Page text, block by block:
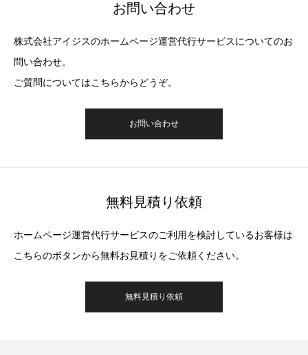
お問い合わせ
株式会社アイジスのホームページ運営代行サービスについてのお
問い合わせ。
ご質問についてはこちらからどうぞ。
お問い合わせ
無料見積り依頼
ホームページ運営代行サービスのご利用を検討しているお客様は
こちらのボタンから無料お見積りをご依頼ください。
無料見積り依頼